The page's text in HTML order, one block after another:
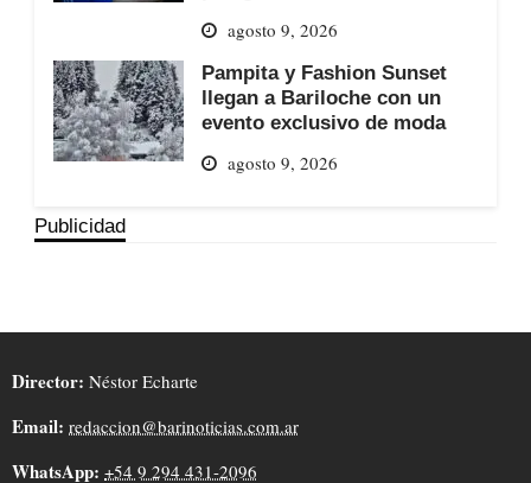
agosto 9, 2026
Pampita y Fashion Sunset
llegan a Bariloche con un
evento exclusivo de moda
agosto 9, 2026
Publicidad
Director: Néstor Echarte
Email: redaccion@barinoticias.com.ar
WhatsApp: +54 9 294 431-2096